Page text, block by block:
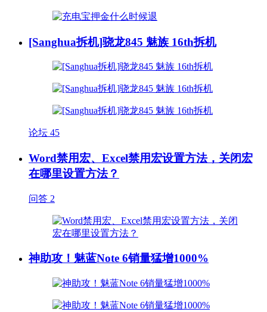
[Sanghua拆机]骁龙845 魅族 16th拆机
论坛 45
Word禁用宏、Excel禁用宏设置方法，关闭宏
在哪里设置方法？
问答 2
神助攻！魅蓝Note 6销量猛增1000%